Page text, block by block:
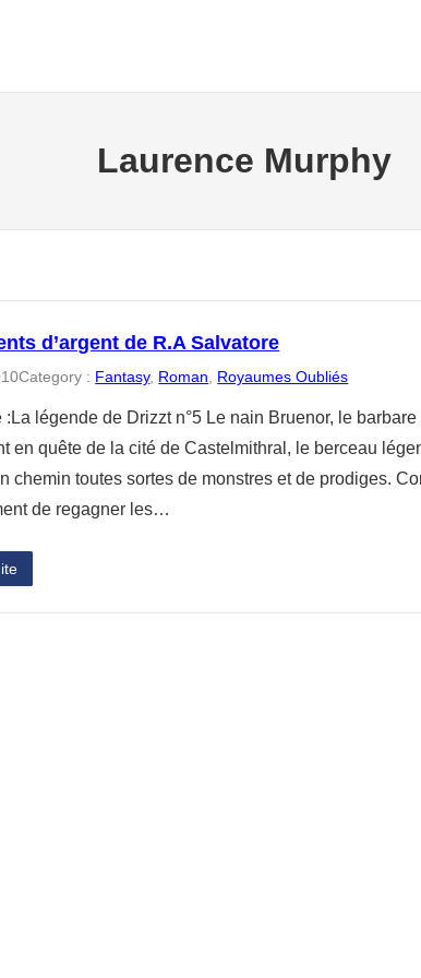
Laurence Murphy
d’argent de R.A Salvatore
Category : Fantasy, Roman Royaumes Oubliés
:La légende de Drizzt n°5 Le nain Bruenor, le
en quête de la cité de Castelmithral, le berceau
chemin toutes sortes de monstres et de prodiges.
de regagner les…